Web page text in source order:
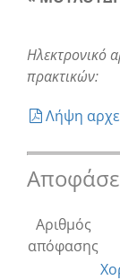
Ηλεκτρονικό
πρακτικών:
Λήψη
Αριθμός
απόφασης